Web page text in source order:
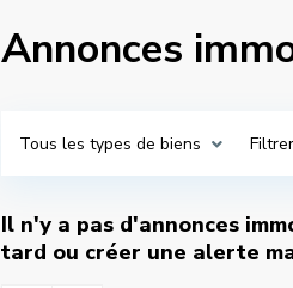
Annonces
Tous les types de biens
Il n'y a pas d'annonces
tard ou créer une alerte